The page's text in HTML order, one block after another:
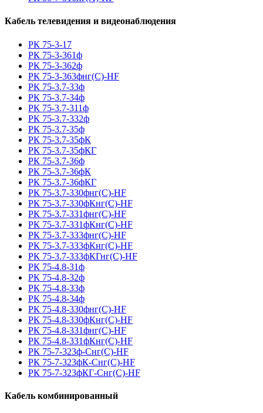
Кабель телевидения и видеонаблюдения
РК 75-3-17
РК 75-3-361ф
РК 75-3-362ф
РК 75-3-363фнг(С)-HF
РК 75-3.7-33ф
РК 75-3.7-34ф
РК 75-3.7-311ф
РК 75-3.7-332ф
РК 75-3.7-35ф
РК 75-3.7-35фК
РК 75-3.7-35фКГ
РК 75-3.7-36ф
РК 75-3.7-36фК
РК 75-3.7-36фКГ
РК 75-3.7-330фнг(С)-HF
РК 75-3.7-330фКнг(С)-HF
РК 75-3.7-331фнг(С)-HF
РК 75-3.7-331фКнг(С)-HF
РК 75-3.7-333фнг(С)-HF
РК 75-3.7-333фКнг(С)-HF
РК 75-3.7-333фКГнг(С)-HF
РК 75-4.8-31ф
РК 75-4.8-32ф
РК 75-4.8-33ф
РК 75-4.8-34ф
РК 75-4.8-330фнг(С)-HF
РК 75-4.8-330фКнг(С)-HF
РК 75-4.8-331фнг(С)-HF
РК 75-4.8-331фКнг(С)-HF
РК 75-7-323ф-Снг(С)-HF
РК 75-7-323фК-Снг(С)-HF
РК 75-7-323фКГ-Снг(С)-HF
Кабель комбинированный